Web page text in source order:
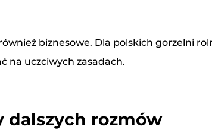
biznesowe. Dla polskich gorzelni
na uczciwych zasadach.
dalszych rozmów